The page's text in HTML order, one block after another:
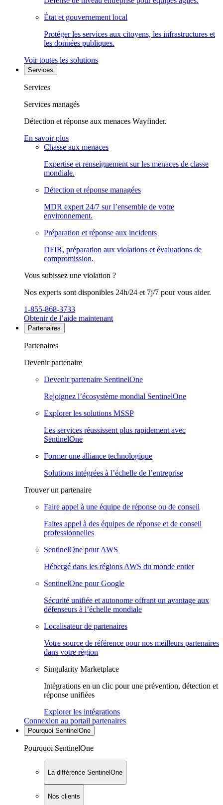
État et gouvernement local
Protéger les services aux citoyens, les infrastructures et
les données publiques.
Voir toutes les solutions
Services
Services
Services managés
Détection et réponse aux menaces Wayfinder.
En savoir plus
Chasse aux menaces
Expertise et renseignement sur les menaces de classe
mondiale.
Détection et réponse managées
MDR expert 24/7 sur l’ensemble de votre
environnement.
Préparation et réponse aux incidents
DFIR, préparation aux violations et évaluations de
compromission.
Vous subissez une violation ?
Nos experts sont disponibles 24h/24 et 7j/7 pour vous aider.
1-855-868-3733
Obtenir de l’aide maintenant
Partenaires
Partenaires
Devenir partenaire
Devenir partenaire SentinelOne
Rejoignez l’écosystème mondial SentinelOne
Explorer les solutions MSSP
Les services réussissent plus rapidement avec
SentinelOne
Former une alliance technologique
Solutions intégrées à l’échelle de l’entreprise
Trouver un partenaire
Faire appel à une équipe de réponse ou de conseil
Faites appel à des équipes de réponse et de conseil
professionnelles
SentinelOne pour AWS
Hébergé dans les régions AWS du monde entier
SentinelOne pour Google
Sécurité unifiée et autonome offrant un avantage aux
défenseurs à l’échelle mondiale
Localisateur de partenaires
Votre source de référence pour nos meilleurs partenaires
dans votre région
Singularity Marketplace
Intégrations en un clic pour une prévention, détection et
réponse unifiées
Explorer les intégrations
Connexion au portail partenaires
Pourquoi SentinelOne
Pourquoi SentinelOne
La différence SentinelOne
Nos clients